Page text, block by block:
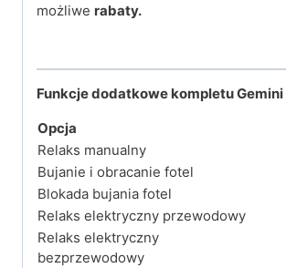
możliwe rabaty.
Funkcje dodatkowe kompletu
Opcja
Relaks manualny
Bujanie i obracanie fotel
Blokada bujania fotel
Relaks elektryczny przewodowy
Relaks elektryczny
bezprzewodowy